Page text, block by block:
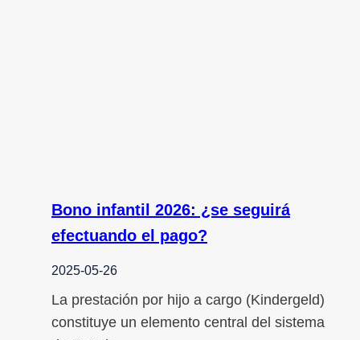
Bono infantil 2026: ¿se seguirá
efectuando el pago?
2025-05-26
La prestación por hijo a cargo (Kindergeld)
constituye un elemento central del sistema